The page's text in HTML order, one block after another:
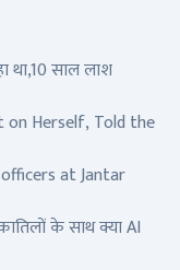
था,10 साल लाश
Herself, Told the
at Jantar
के साथ क्या AI